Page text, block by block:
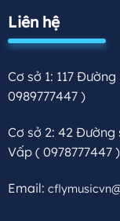
Liên hệ
Cơ sở 1: 117
0989777447 )
Cơ sở 2: 42 Đường
Vấp( 0978777447 )
Email: